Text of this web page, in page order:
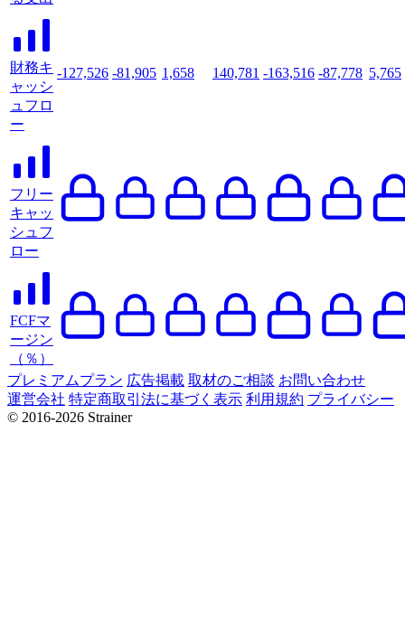
財務キ
ャッシ
ュフロ
ー
-127,526 -81,905 1,658 140,781 -163,516 -87,778 5,765
フリー
キャッ
シュフ
ロー
FCFマ
ージン
（％）
プレミアムプラン 広告掲載 取材のご相談 お問い合わせ
運営会社 特定商取引法に基づく表示 利用規約 プライバシー
© 2016-2026 Strainer